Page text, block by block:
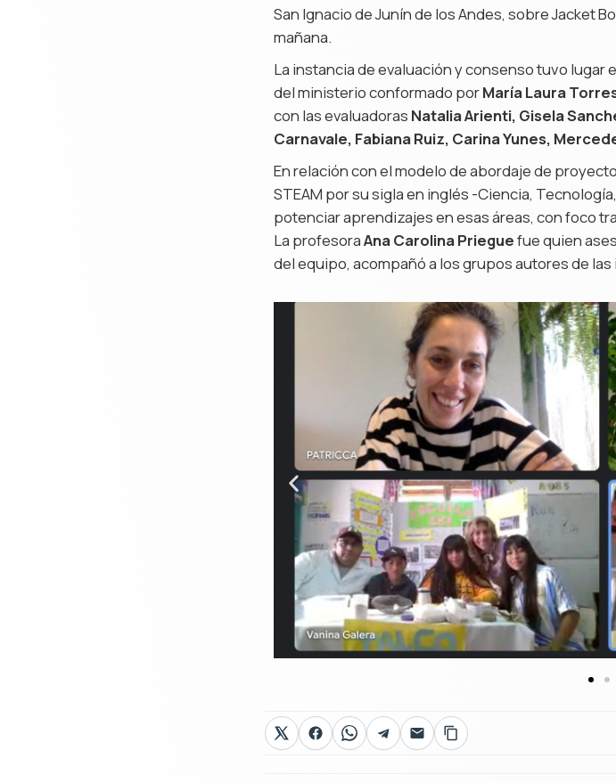
San Ignacio de Junín de los Andes, sobre Jacket
mañana.
La instancia de evaluación y consenso tuvo lugar
del ministerio conformado porMaría Laura
con las evaluadoras Natalia Arienti, Gisela
Carnavale, Fabiana Ruiz, Carina Yunes,
En relación con el modelo de abordaje de
STEAM por su sigla en inglés -Ciencia,
potenciar aprendizajes en esas áreas, con foco
La profesoraAna Carolina Prieguefue quien
del equipo, acompañó a los grupos autores de las